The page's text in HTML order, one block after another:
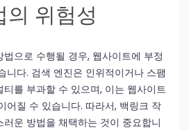
의 위험성
으로 수행될 경우, 웹사이트에 부정
니다. 검색 엔진은 인위적이거나 스팸
를 부과할 수 있으며, 이는 웹사이트
어질 수 있습니다. 따라서, 백링크 작
운 방법을 채택하는 것이 중요합니